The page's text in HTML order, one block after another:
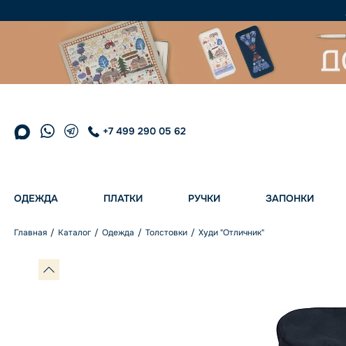
+7 499 290 05 62
ОДЕЖДА ПЛАТКИ РУЧКИ ЗАПОНКИ
Главная Каталог Одежда Толстовки Худи "Отличник"